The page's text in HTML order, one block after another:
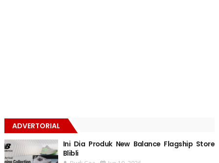
ADVERTORIAL
Ini Dia Produk New Balance Flagship Store
Blibli